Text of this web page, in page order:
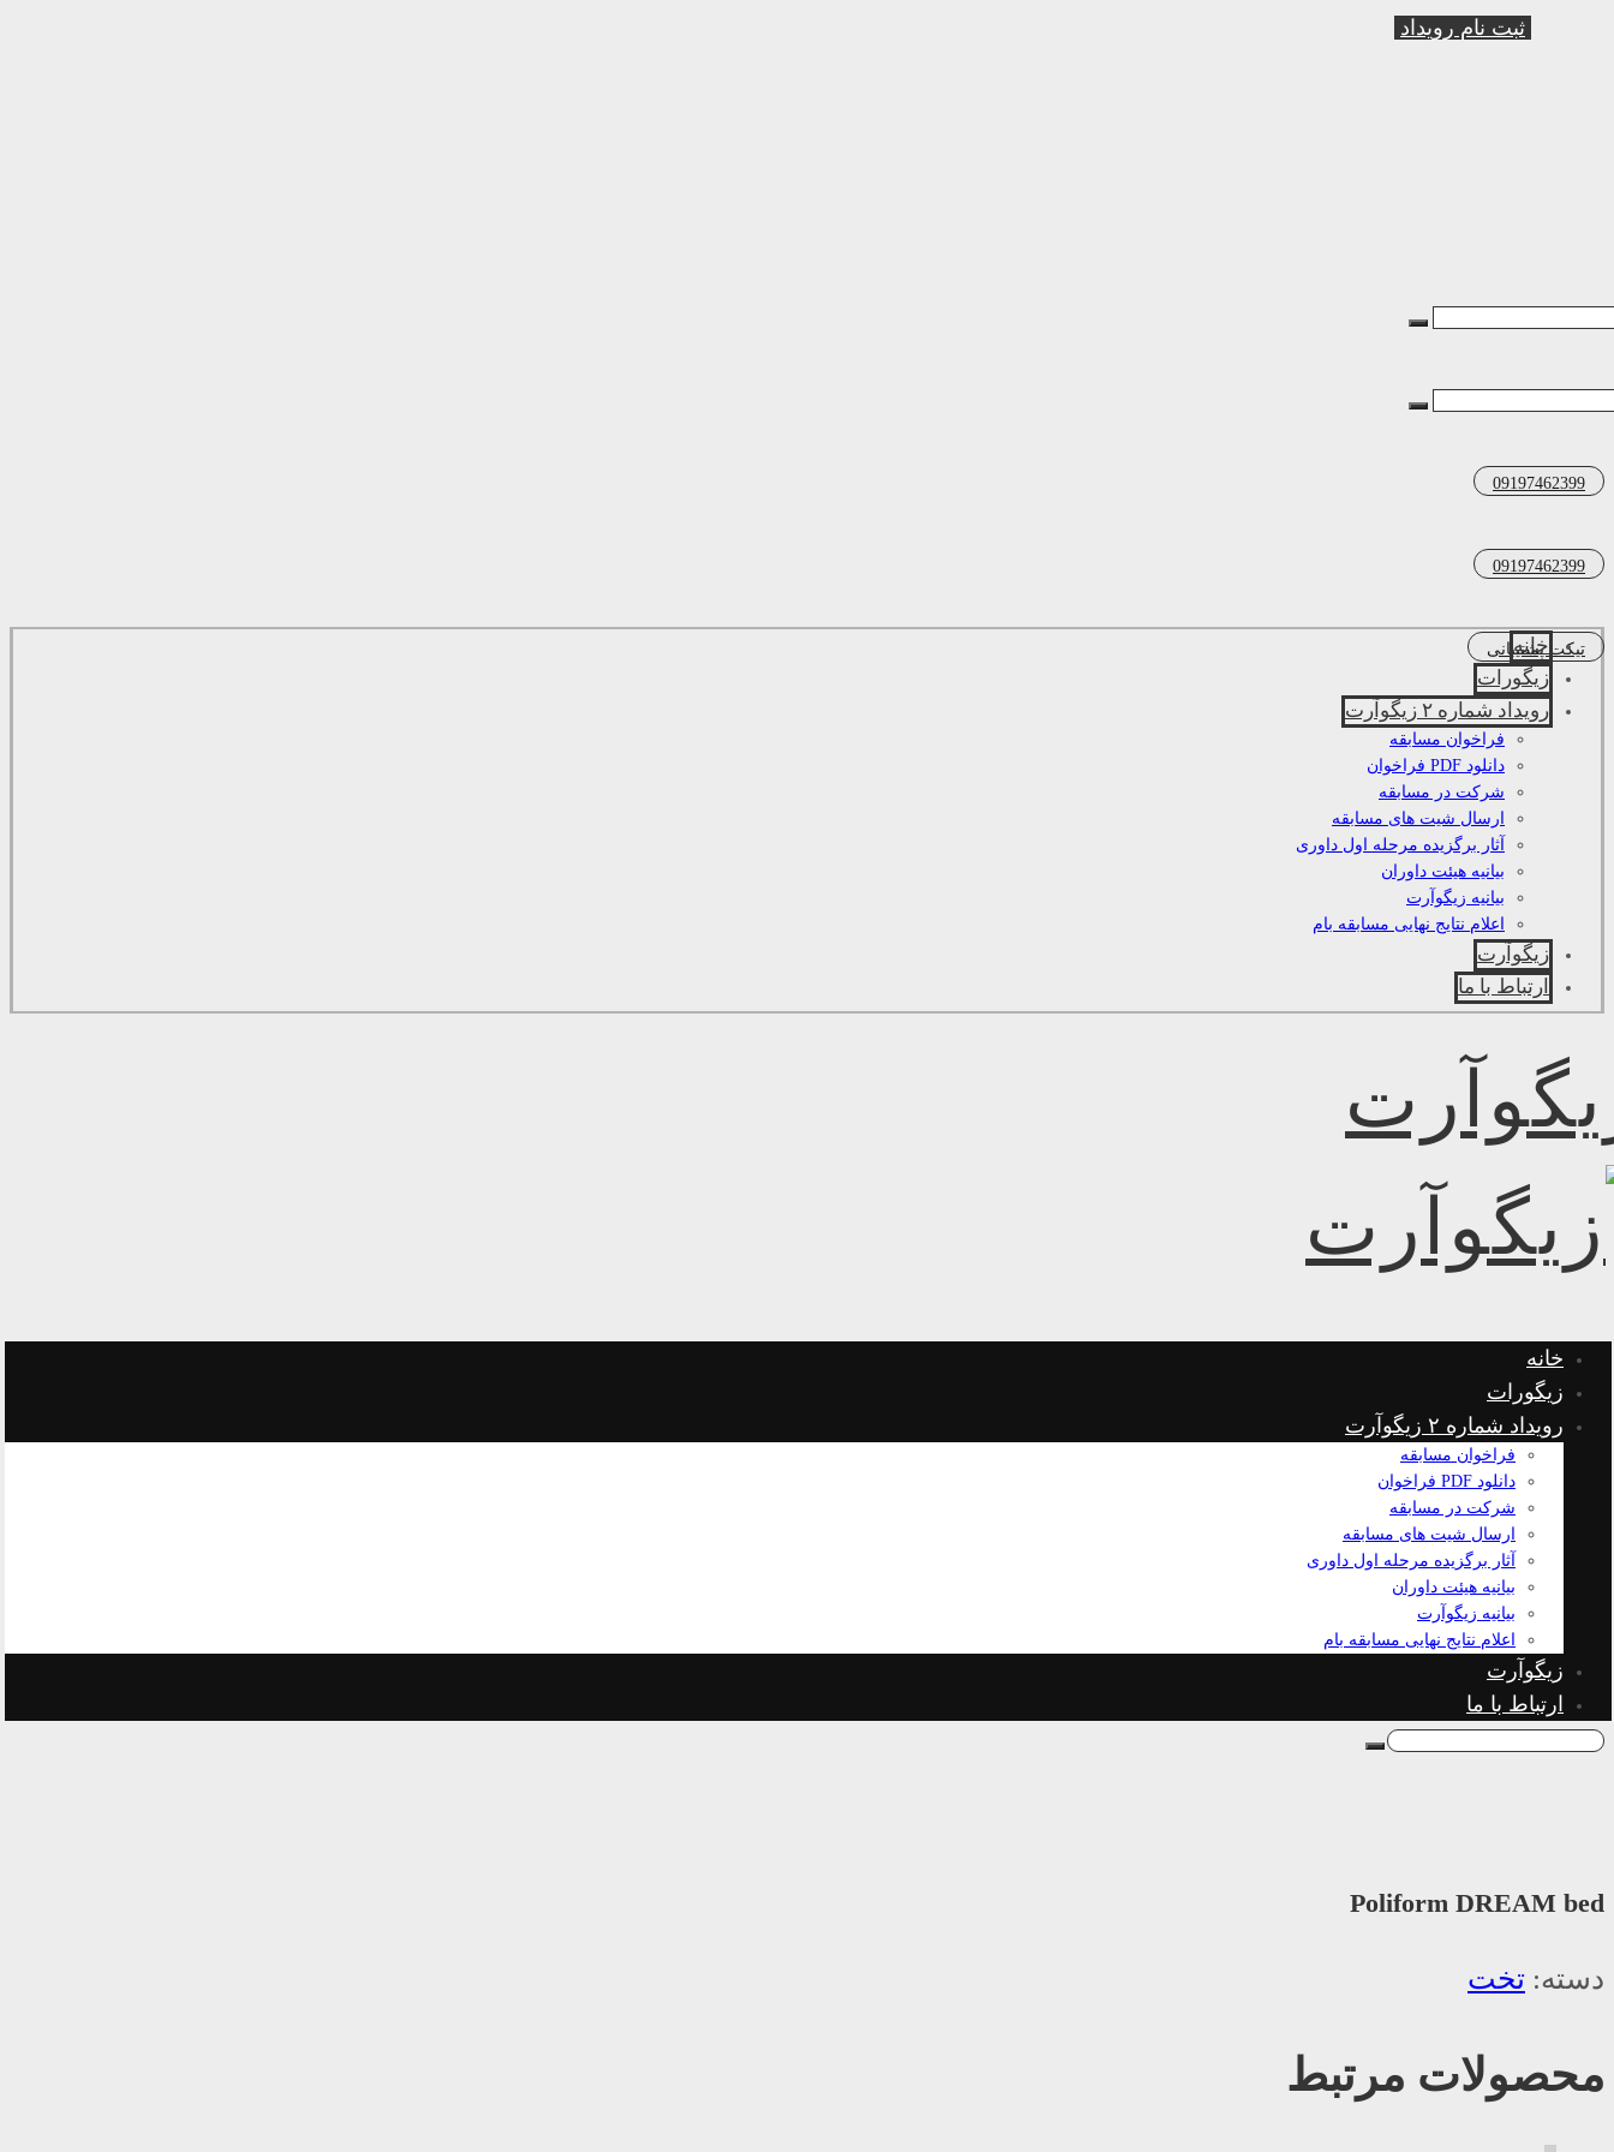
ثبت نام رویداد
09197462399
09197462399
تیکت پشتیبانی
خانه
زیگورات
رویداد شماره ۲ زیگوآرت
فراخوان مسابقه
دانلود PDF فراخوان
شرکت در مسابقه
ارسال شیت های مسابقه
آثار برگزیده مرحله اول داوری
بیانیه هیئت داوران
بیانیه زیگوآرت
اعلام نتایج نهایی مسابقه بام
زیگوآرت
ارتباط با ما
خانه
زیگورات
رویداد شماره ۲ زیگوآرت
فراخوان مسابقه
دانلود PDF فراخوان
شرکت در مسابقه
ارسال شیت های مسابقه
آثار برگزیده مرحله اول داوری
بیانیه هیئت داوران
بیانیه زیگوآرت
اعلام نتایج نهایی مسابقه بام
زیگوآرت
ارتباط با ما
Poliform DREAM bed
دسته: تخت
محصولات مرتبط